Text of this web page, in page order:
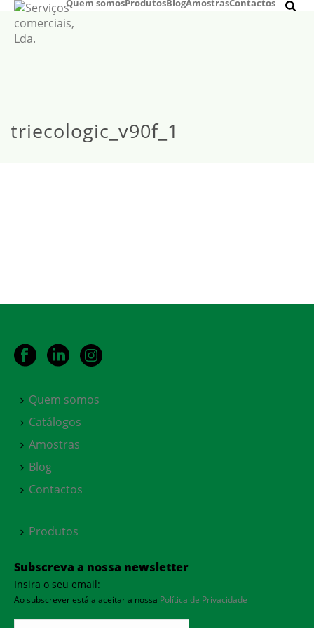
Quem somosProdutosBlogAmostrasContactos
triecologic_v90f_1
Quem somos
Catálogos
Amostras
Blog
Contactos
Produtos
Subscreva a nossa newsletter
Insira o seu email:
Ao subscrever está a aceitar a nossa Política de Privacidade